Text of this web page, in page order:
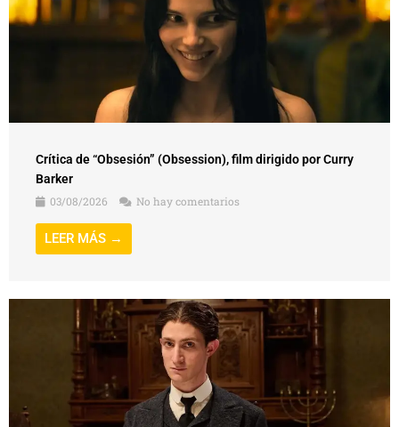
Crítica de “Obsesión” (Obsession), film dirigido por Curry
Barker
03/08/2026
No hay comentarios
LEER MÁS →